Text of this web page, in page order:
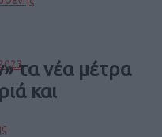
τα νέα μέτρα
και